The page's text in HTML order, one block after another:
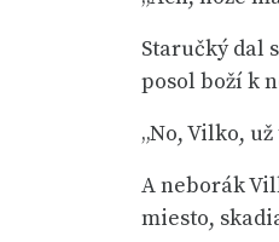
Staručký dal
posol boží k
„No, Vilko,
A neborák
miesto,